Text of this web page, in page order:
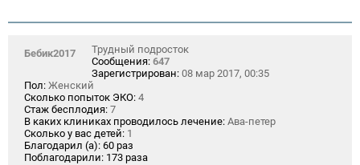
Бебик2017
Трудный подросток
Сообщения: 647
Зарегистрирован: 08 мар 2017, 00:35
Пол: Женский
Сколько попыток ЭКО: 4
Стаж бесплодия: 7
В каких клиниках проводилось лечение: Ава-петер
Сколько у вас детей: 1
Благодарил (а): 60 раз
Поблагодарили: 173 раза